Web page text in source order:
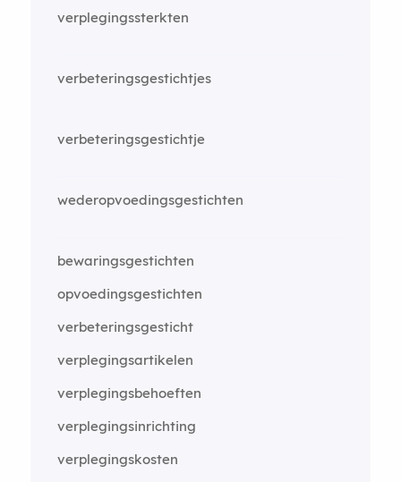
verplegingssterkten
verbeteringsgestichtjes
verbeteringsgestichtje
wederopvoedingsgestichten
bewaringsgestichten
opvoedingsgestichten
verbeteringsgesticht
verplegingsartikelen
verplegingsbehoeften
verplegingsinrichting
verplegingskosten